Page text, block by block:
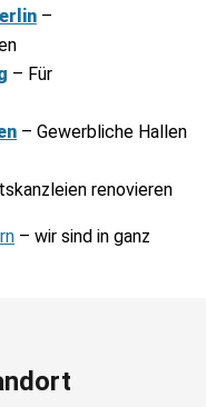
–
– Für
– Gewerbliche Hallen
renovieren
– wir sind in ganz